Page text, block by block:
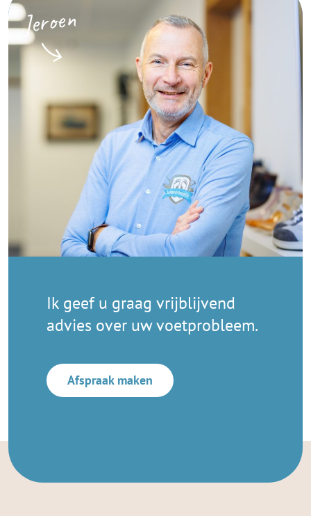
Ik geef u graag vrijblijvend
advies over uw voetprobleem.
Afspraak maken
Jeroen